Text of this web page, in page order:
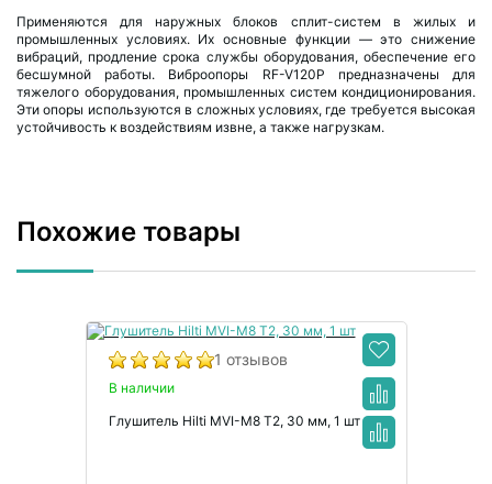
Применяются для наружных блоков сплит-систем в жилых и
промышленных условиях. Их основные функции — это снижение
вибраций, продление срока службы оборудования, обеспечение его
бесшумной работы. Виброопоры RF-V120P предназначены для
тяжелого оборудования, промышленных систем кондиционирования.
Эти опоры используются в сложных условиях, где требуется высокая
устойчивость к воздействиям извне, а также нагрузкам.
Похожие товары
1 отзывов
В наличии
Глушитель Hilti MVI-M8 T2, 30 мм, 1 шт